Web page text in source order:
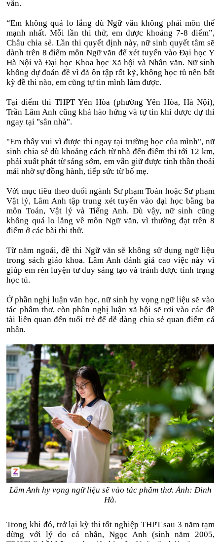
văn.
“Em không quá lo lắng dù Ngữ văn không phải môn thế
mạnh nhất. Mỗi lần thi thử, em được khoảng 7-8 điểm”,
Châu chia sẻ. Lần thi quyết định này, nữ sinh quyết tâm sẽ
dành trên 8 điểm môn Ngữ văn để xét tuyển vào Đại học Y
Hà Nội và Đại học Khoa học Xã hội và Nhân văn. Nữ sinh
không dự đoán đề vì đã ôn tập rất kỹ, không học tủ nên bất
kỳ đề thi nào, em cũng tự tin mình làm được.
Tại điểm thi THPT Yên Hòa (phường Yên Hòa, Hà Nội),
Trần Lâm Anh cũng khá hào hứng và tự tin khi được dự thi
ngay tại "sân nhà".
"Em thấy vui vì được thi ngay tại trường học của mình", nữ
sinh chia sẻ dù khoảng cách từ nhà đến điểm thi tới 12 km,
phải xuất phát từ sáng sớm, em vẫn giữ được tinh thần thoải
mái nhờ sự đồng hành, tiếp sức từ bố mẹ.
Với mục tiêu theo đuổi ngành Sư phạm Toán hoặc Sư phạm
Vật lý, Lâm Anh tập trung xét tuyển vào đại học bằng ba
môn Toán, Vật lý và Tiếng Anh. Dù vậy, nữ sinh cũng
không quá lo lắng về môn Ngữ văn, vì thường đạt trên 8
điểm ở các bài thi thử.
Từ năm ngoái, đề thi Ngữ văn sẽ không sử dụng ngữ liệu
trong sách giáo khoa. Lâm Anh đánh giá cao việc này vì
giúp em rèn luyện tư duy sáng tạo và tránh được tình trạng
học tủ.
Ở phần nghị luận văn học, nữ sinh hy vọng ngữ liệu sẽ vào
tác phẩm thơ, còn phần nghị luận xã hội sẽ rơi vào các đề
tài liên quan đến tuổi trẻ để dễ dàng chia sẻ quan điểm cá
nhân.
Lâm Anh hy vọng ngữ liệu sẽ vào tác phẩm thơ. Ảnh: Đinh
Hà.
Trong khi đó, trở lại kỳ thi tốt nghiệp THPT sau 3 năm tạm
dừng với lý do cá nhân, Ngọc Anh (sinh năm 2005,